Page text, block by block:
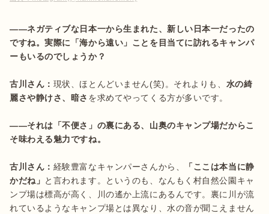
――ネガティブな日本一から生まれた、新しい日本一だったの
ですね。実際に「海から遠い」ことを目当てに訪れるキャンパ
ーもいるのでしょうか？
古川さん： 現状、ほとんどいません(笑)。それよりも、 水の綺
麗さや静けさ、暗さ を求めてやってくる方が多いです。
――それは「不便さ」の裏にある、山奥のキャンプ場だからこ
そ味わえる魅力ですね。
古川さん： 経験豊富なキャンパーさんから、
「ここは本当に静
かだね」 と言われます。というのも、なんもく村自然公園キャ
ンプ場は標高が高く、川の遙か上流にあるんです。裏に川が流
れているようなキャンプ場とは異なり、水の音が聞こえません